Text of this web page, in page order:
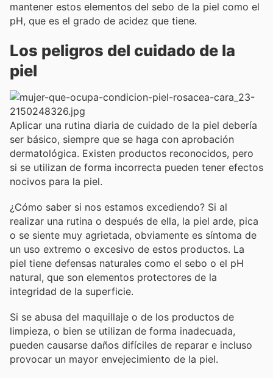
mantener estos elementos del sebo de la piel como el
pH, que es el grado de acidez que tiene.
Los peligros del cuidado de la
piel
Aplicar una rutina diaria de cuidado de la piel debería
ser básico, siempre que se haga con aprobación
dermatológica. Existen productos reconocidos, pero
si se utilizan de forma incorrecta pueden tener efectos
nocivos para la piel.
¿Cómo saber si nos estamos excediendo? Si al
realizar una rutina o después de ella, la piel arde, pica
o se siente muy agrietada, obviamente es síntoma de
un uso extremo o excesivo de estos productos. La
piel tiene defensas naturales como el sebo o el pH
natural, que son elementos protectores de la
integridad de la superficie.
Si se abusa del maquillaje o de los productos de
limpieza, o bien se utilizan de forma inadecuada,
pueden causarse daños difíciles de reparar e incluso
provocar un mayor envejecimiento de la piel.